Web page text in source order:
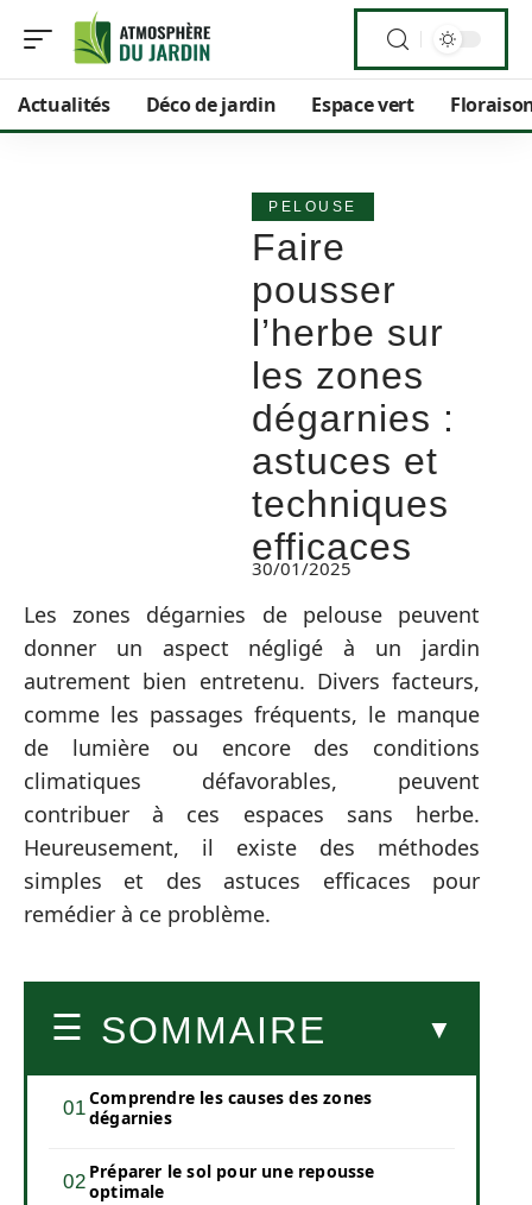
Actualités Déco de jardin Espace vert
PELOUSE
Faire
pousser
l’herbe sur
les zones
dégarnies :
astuces et
techniques
efficaces
30/01/2025
Les zones dégarnies de pelouse peuvent
donner un aspect négligé à un jardin
autrement bien entretenu. Divers facteurs,
comme les passages fréquents, le manque
de lumière ou encore des conditions
climatiques défavorables, peuvent
contribuer à ces espaces sans herbe.
Heureusement, il existe des méthodes
simples et des astuces efficaces pour
remédier à ce problème.
SOMMAIRE
Comprendre les causes des zones
dégarnies
Préparer le sol pour une repousse
optimale